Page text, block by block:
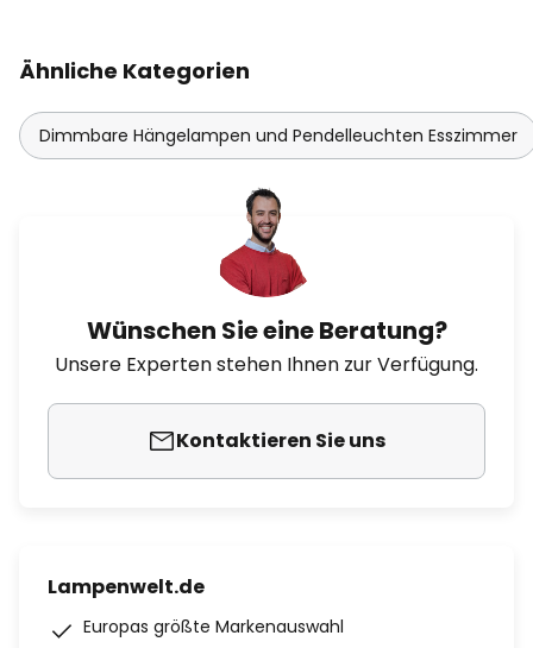
Ähnliche Kategorien
Dimmbare Hängelampen und Pendelleuchten Esszimmer
Wünschen Sie eine Beratung?
Unsere Experten stehen Ihnen zur Verfügung.
Kontaktieren Sie uns
Lampenwelt.de
Europas größte Markenauswahl